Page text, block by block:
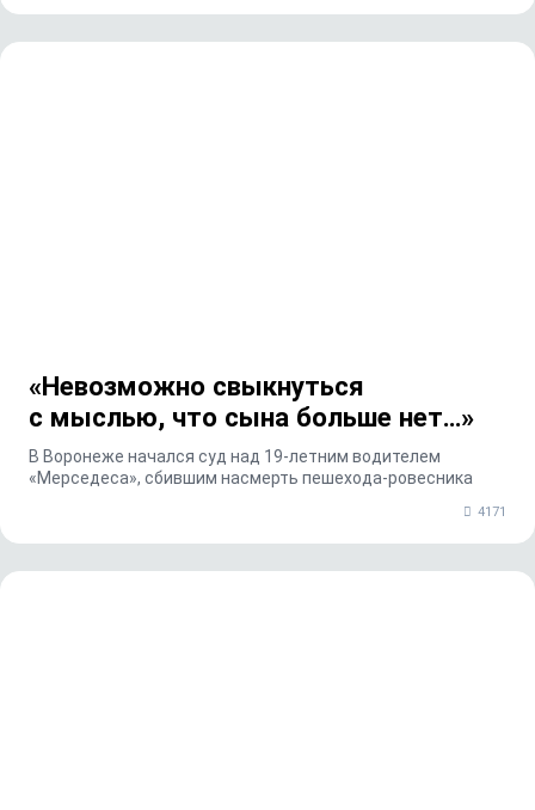
«Невозможно свыкнуться
с мыслью, что сына больше нет…»
В Воронеже начался суд над 19‑летним водителем
«Мерседеса», сбившим насмерть пешехода‑ровесника
4171